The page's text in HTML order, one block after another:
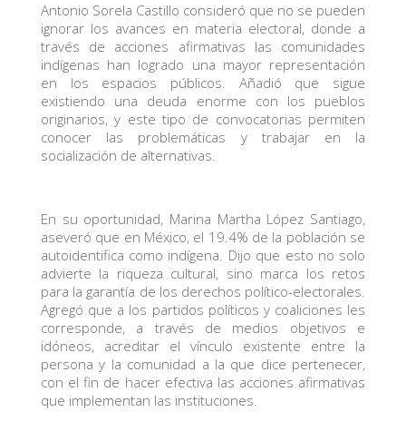
Antonio Sorela Castillo consideró que no se pueden
ignorar los avances en materia electoral, donde a
través de acciones afirmativas las comunidades
indígenas han logrado una mayor representación
en los espacios públicos. Añadió que sigue
existiendo una deuda enorme con los pueblos
originarios, y este tipo de convocatorias permiten
conocer las problemáticas y trabajar en la
socialización de alternativas.
En su oportunidad, Marina Martha López Santiago,
aseveró que en México, el 19.4% de la población se
autoidentifica como indígena. Dijo que esto no solo
advierte la riqueza cultural, sino marca los retos
para la garantía de los derechos político-electorales.
Agregó que a los partidos políticos y coaliciones les
corresponde, a través de medios objetivos e
idóneos, acreditar el vínculo existente entre la
persona y la comunidad a la que dice pertenecer,
con el fin de hacer efectiva las acciones afirmativas
que implementan las instituciones.